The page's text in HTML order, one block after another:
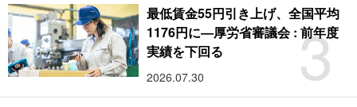
3
最低賃金55円引き上げ、全国平均
1176円に―厚労省審議会 : 前年度
実績を下回る
2026.07.30